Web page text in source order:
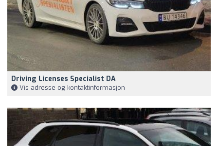
Driving Licenses Specialist DA
Vis adresse og kontaktinformasjon